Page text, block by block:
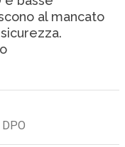
al mancato